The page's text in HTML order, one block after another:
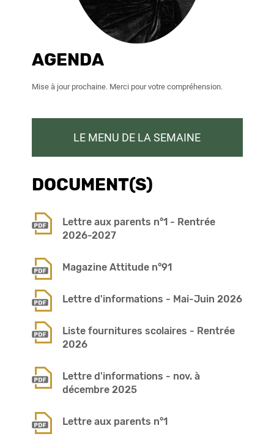
AGENDA
Mise à jour prochaine. Merci pour votre compréhension.
LE MENU DE LA SEMAINE
DOCUMENT(S)
Lettre aux parents n°1 - Rentrée
2026-2027
Magazine Attitude n°91
Lettre d'informations - Mai-Juin 2026
Liste fournitures scolaires - Rentrée
2026
Lettre d'informations - nov. à
décembre 2025
Lettre aux parents n°1